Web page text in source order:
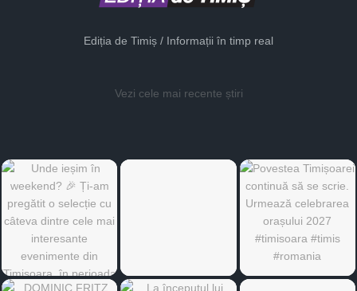
Ediția de Timiș / Informații în timp real
Vezi cele mai recente știri